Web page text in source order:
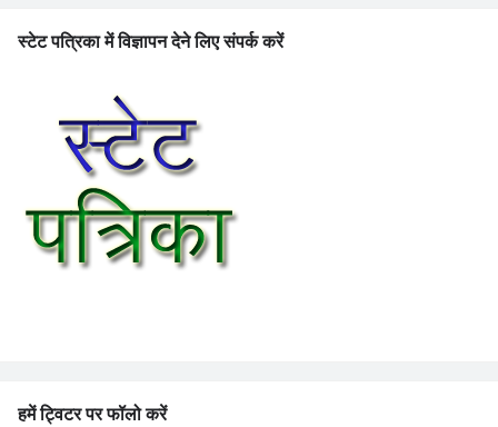
स्टेट पत्रिका में विज्ञापन देने लिए संपर्क करें
हमें ट्विटर पर फॉलो करें